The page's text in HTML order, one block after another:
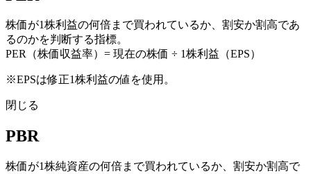
株価が1株利益の何倍まで買われているか、割安か割高であ
るのかを判断する指標。
PER（株価収益率）= 現在の株価 ÷ 1株利益（EPS）
※EPSは修正1株利益の値を使用。
閉じる
PBR
株価が1株純資産の何倍まで買われているか、割安か割高で